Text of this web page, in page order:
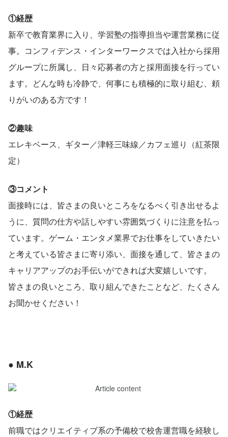
①経歴
新卒で教育業界に入り、学習塾の指導担当や運営業務に従
事。コンフィデンス・インターワークスでは入社から採用
グループに所属し、日々応募者の方と採用面接を行ってい
ます。どんな時も冷静で、何事にも積極的に取り組む、頼
りがいのある方です！
②趣味
エレキベース、ギター／津軽三味線／カフェ巡り（紅茶限
定）
③コメント
面接時には、皆さまの良いところをなるべく引き出せるよ
うに、質問の仕方や話しやすい雰囲気づくりに注意を払っ
ています。ゲーム・エンタメ業界でお仕事をしていきたい
と考えている皆さまに寄り添い、面接を通して、皆さまの
キャリアアップのお手伝いができれば大変嬉しいです。
皆さまの良いところ、取り組んできたことなど、たくさん
お聞かせください！
● M.K
①経歴
前職ではクリエイティブ系の予備校で校舎運営職を経験し